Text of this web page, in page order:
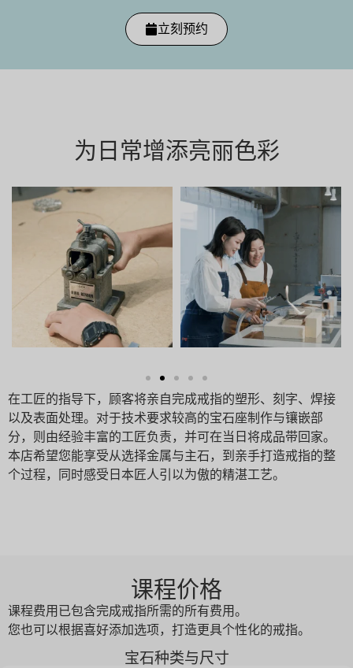
立刻预约
为日常增添亮丽色彩
在工匠的指导下，顾客将亲自完成戒指的塑形、刻字、焊接
以及表面处理。对于技术要求较高的宝石座制作与镶嵌部
分，则由经验丰富的工匠负责，并可在当日将成品带回家。
本店希望您能享受从选择金属与主石，到亲手打造戒指的整
个过程，同时感受日本匠人引以为傲的精湛工艺。
课程价格
课程费用已包含完成戒指所需的所有费用。
您也可以根据喜好添加选项，打造更具个性化的戒指。
宝石种类与尺寸